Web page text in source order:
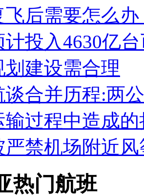
飞后需要怎么办
计投入4630亿
划建设需合理
谈合并历程:两
输过程中造成
严禁机场附近
热门航班